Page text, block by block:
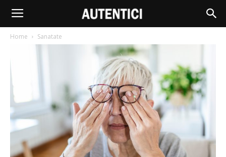
Home Sanatate